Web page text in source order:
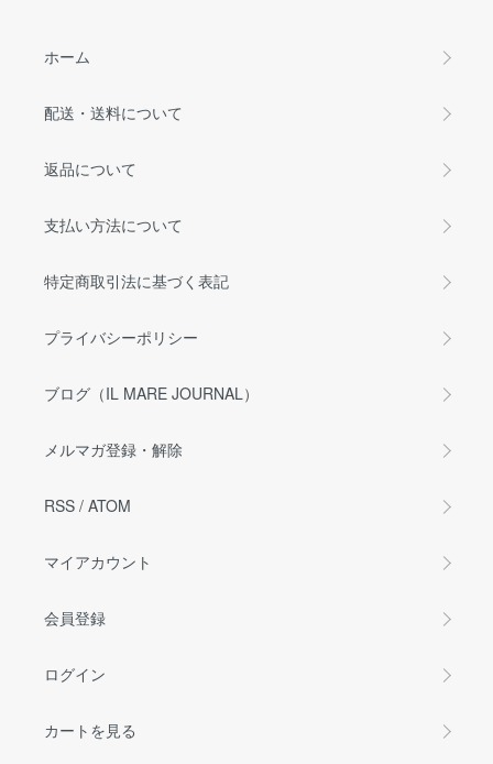
ホーム
配送・送料について
返品について
支払い方法について
特定商取引法に基づく表記
プライバシーポリシー
ブログ（IL MARE JOURNAL）
メルマガ登録・解除
RSS / ATOM
マイアカウント
会員登録
ログイン
カートを見る